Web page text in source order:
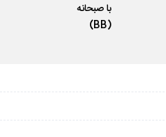
با صبحانه
(BB)